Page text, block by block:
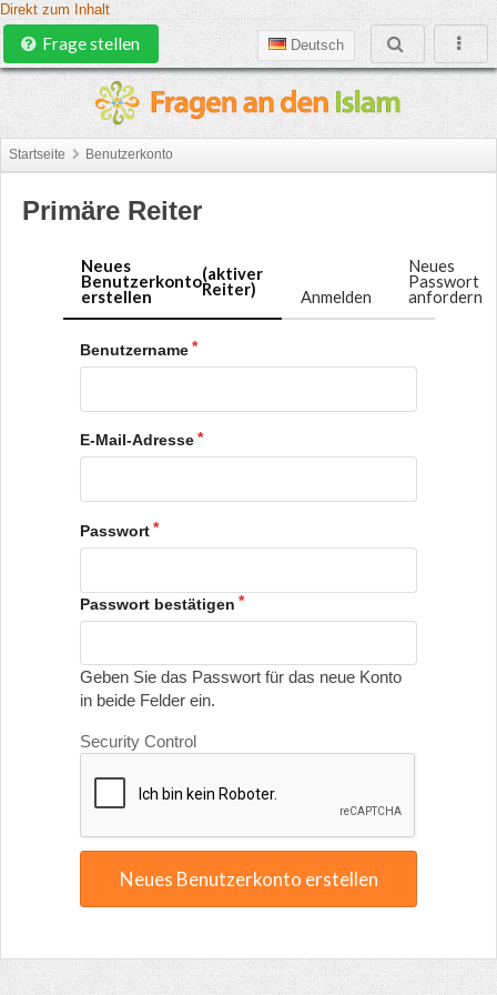
Direkt zum Inhalt
Deutsch
Frage stellen
Startseite Benutzerkonto
Primäre Reiter
Neues
Benutzerkonto
erstellen
(aktiver
Reiter) Anmelden
Neues
Passwort
anfordern
Benutzername
E-Mail-Adresse
Passwort
Passwort bestätigen
Geben Sie das Passwort für das neue Konto
in beide Felder ein.
Security Control